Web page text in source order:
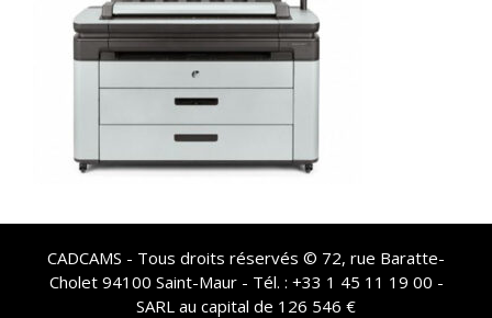
CADCAMS - Tous droits réservés © 72, rue Baratte-
Cholet 94100 Saint-Maur - Tél. : +33 1 45 11 19 00 -
SARL au capital de 126 546 €